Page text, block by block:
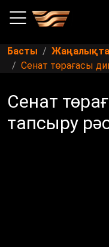
Басты
Сенат төрағасы
Сенат
тапсыру